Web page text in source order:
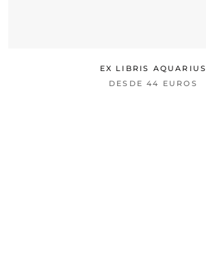
EX LIBRIS AQUARIUS
DESDE44 EUROS